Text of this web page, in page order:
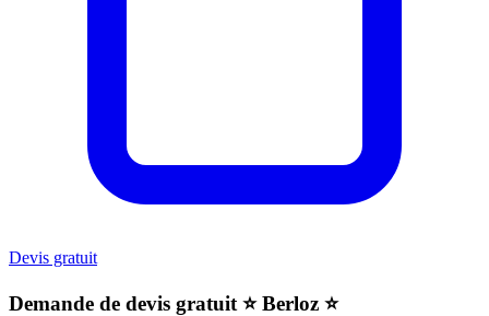
Devis gratuit
Demande de devis gratuit ⭐️ Berloz ⭐️